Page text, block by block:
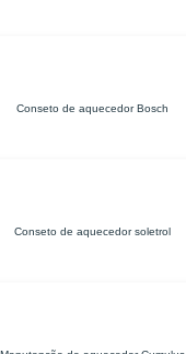
Conseto de aquecedor Bosch
Conseto de aquecedor soletrol